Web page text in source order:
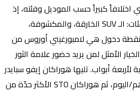
اختلافاً كبيراً حسب الموديل وفئته، إذ
تنقسم تشكيلتنا إلى ثلاث فئات: الـ SUV الخارقة، والمكشوفة،
نقطة دخول هي لامبورغيني أوروس من
الخيار الأمثل لمن يريد حضور علامة الثور
أبواب. تليها هوراكان إيفو سبايدر
المكشوفة من 3,200 درهم/اليوم، ثم هوراكان STO الأكثر حدّة من